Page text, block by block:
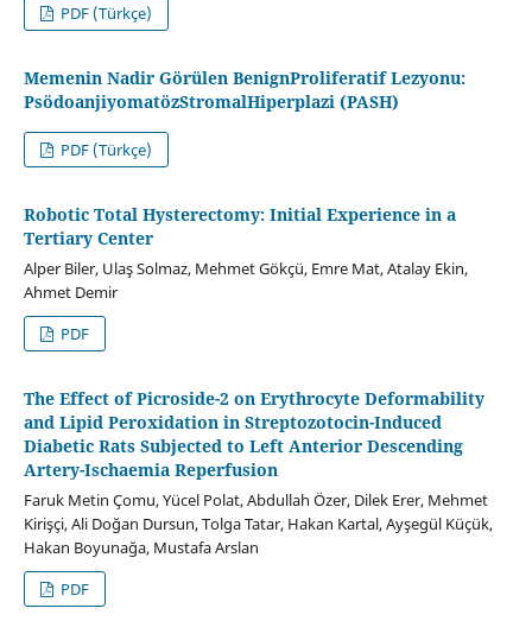
PDF (Türkçe)
Memenin Nadir Görülen BenignProliferatif Lezyonu:
PsödoanjiyomatözStromalHiperplazi (PASH)
PDF (Türkçe)
Robotic Total Hysterectomy: Initial Experience in a
Tertiary Center
Alper Biler, Ulaş Solmaz, Mehmet Gökçü, Emre Mat, Atalay Ekin,
Ahmet Demir
PDF
The Effect of Picroside-2 on Erythrocyte Deformability
and Lipid Peroxidation in Streptozotocin-Induced
Diabetic Rats Subjected to Left Anterior Descending
Artery-Ischaemia Reperfusion
Faruk Metin Çomu, Yücel Polat, Abdullah Özer, Dilek Erer, Mehmet
Kirişçi, Ali Doğan Dursun, Tolga Tatar, Hakan Kartal, Ayşegül Küçük,
Hakan Boyunağa, Mustafa Arslan
PDF